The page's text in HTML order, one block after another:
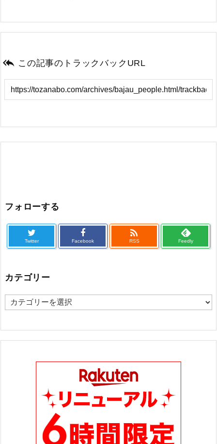
 この記事のトラックバックURL
フォローする
Twitter Facebook

RSS Feedly
カテゴリー
カ
ゴ